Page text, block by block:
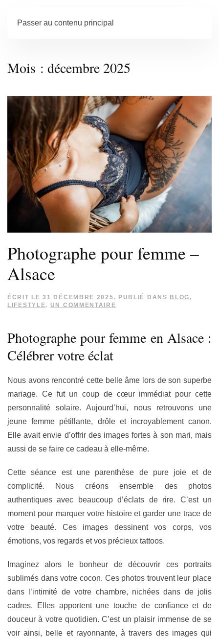
Passer au contenu principal
Mois : décembre 2025
Photographe pour femme –
Alsace
ÉCRIT LE31 DÉCEMBRE 2025 . PUBLIÉ DANS BLOG ,
LIFESTYLE. UN COMMENTAIRE
–
ALSACE
Photographe pour femme en Alsace :
Célébrer votre éclat
Nous avons rencontré cette belle âme lors de son superbe
mariage. Ce fut un coup de cœur immédiat pour cette
personnalité solaire. Aujourd’hui, nous retrouvons une
jeune femme pétillante, drôle et incroyablement canon.
Elle avait envie d’offrir des images fortes à son mari, mais
aussi de se faire ce cadeau à elle-même.
Cette séance est une parenthèse de pure joie et de
complicité. Nous créons ensemble des photos
authentiques avec beaucoup d’éclats de rire. C’est un
moment pour marquer votre histoire et garder une trace de
votre beauté. Ces images dessinent vos corps, vos
émotions, vos regards et vos précieux tattoos.
Imaginez alors le bonheur de découvrir ces portraits
sublimés dans votre cocon. Ces photos trouvent leur place
dans l’intimité de votre chambre, nichées dans de jolis
cadres. Elles apportent une touche de confiance et de
douceur à votre quotidien. C’est un plaisir immense de se
voir ainsi, belle et rayonnante, à travers des images qui